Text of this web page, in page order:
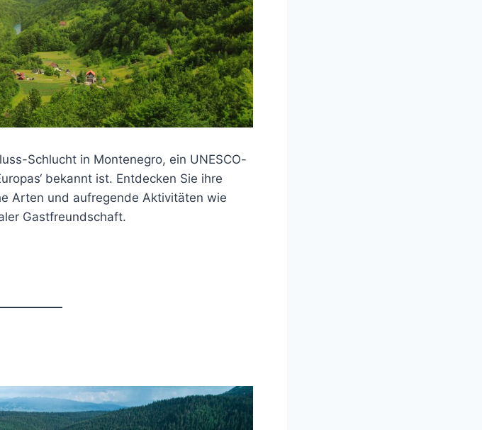
Schlucht in Montenegro, ein UNESCO-
bekannt ist. Entdecken Sie ihre
Arten und aufregende Aktivitäten wie
Gastfreundschaft.